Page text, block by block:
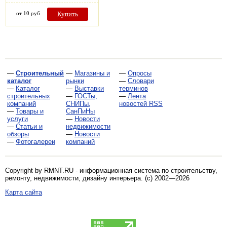
от 10 руб Купить
— Строительный
каталог
— Каталог
строительных
компаний
— Товары и
услуги
— Статьи и
обзоры
— Фотогалереи
— Магазины и
рынки
— Выставки
— ГОСТы,
СНИПы,
СанПиНы
— Новости
недвижимости
— Новости
компаний
— Опросы
— Словари
терминов
— Лента
новостей RSS
Copyright by RMNT.RU - информационная система по строительству,
ремонту, недвижимости, дизайну интерьера . (c) 2002—2026
Карта сайта